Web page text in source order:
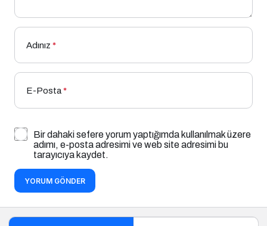
Adınız *
E-Posta*
Bir dahaki sefere yorum yaptığımda kullanılmak üzere
adımı, e-posta adresimi ve web site adresimi bu
tarayıcıya kaydet.
YORUM GÖNDER